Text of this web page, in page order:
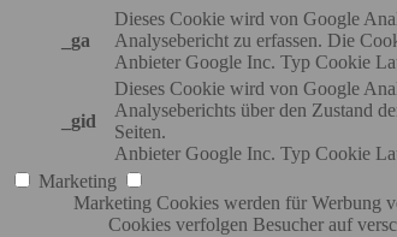
_ga
Dieses Cookie wird von Google
Analysebericht zu erfassen. Die
Anbieter Google Inc. Typ Cookie
_gid
Dieses Cookie wird von Google
Analyseberichts über den Zustand
Seiten.
Anbieter Google Inc. Typ Cookie
Marketing
Marketing Cookies werden für Werbung
Cookies verfolgen Besucher auf